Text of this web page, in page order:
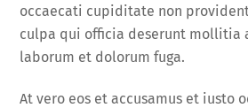
occaecati cupiditate non
culpa qui officia deserunt mollitia
laborum et dolorum fuga.
At vero eos et accusamus et iusto